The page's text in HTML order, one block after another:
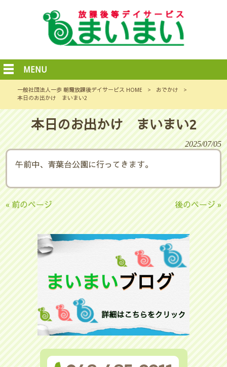
MENU
一般社団法人一歩 朝霞放課後デイサービス HOME > おでかけ
>
本日のお出かけ まいまい2
本日のお出かけ まいまい2
2025/07/05
午前中、青葉台公園に行ってきます。
« 前のページ 後のページ »